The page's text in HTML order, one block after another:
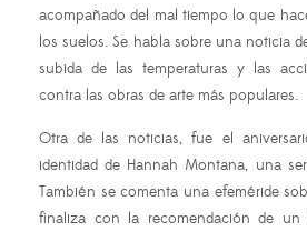
acompañado del mal tiempo lo que
los suelos. Se habla sobre una noticia
subida de las temperaturas y las
contra las obras de arte más populares.
Otra de las noticias, fue el
identidad de Hannah Montana, una
También se comenta una efeméride
finaliza con la recomendación de